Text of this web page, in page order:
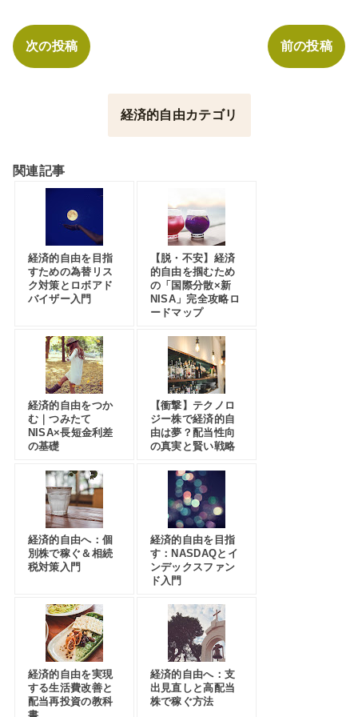
次の投稿 前の投稿
経済的自由カテゴリ
関連記事
経済的自由を目指
すための為替リス
ク対策とロボアド
バイザー入門
【脱・不安】経済
的自由を掴むため
の「国際分散×新
NISA」完全攻略ロ
ードマップ
経済的自由をつか
む｜つみたて
NISA×長短金利差
の基礎
【衝撃】テクノロ
ジー株で経済的自
由は夢？配当性向
の真実と賢い戦略
経済的自由へ：個
別株で稼ぐ＆相続
税対策入門
経済的自由を目指
す：NASDAQとイ
ンデックスファン
ド入門
経済的自由を実現
する生活費改善と
配当再投資の教科
経済的自由へ：支
出見直しと高配当
株で稼ぐ方法